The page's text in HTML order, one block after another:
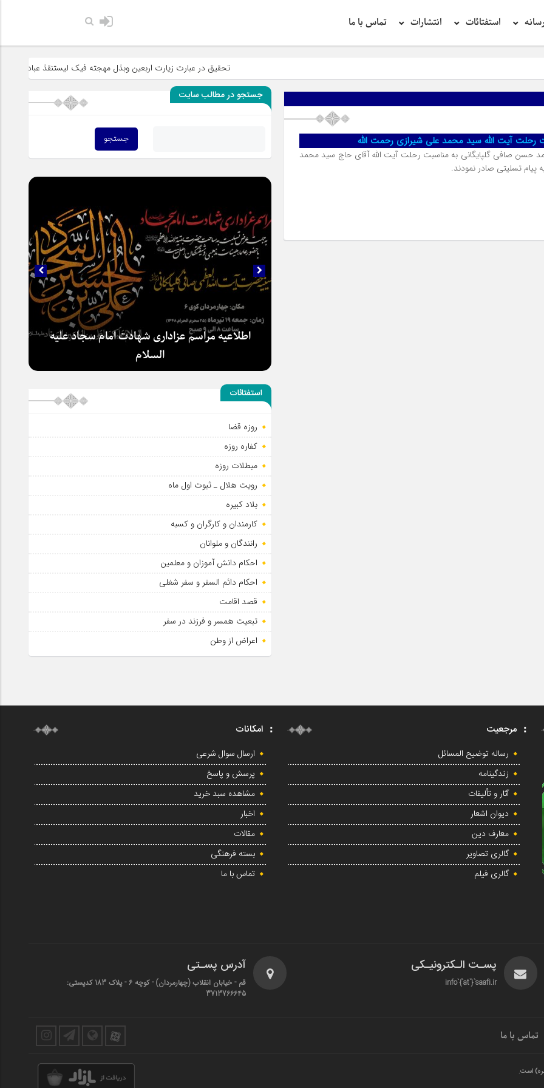
استفتائات انتشارات تماس با ما
تحقیق در عبارت زیارت اربعین وبذل مهجته فیک لیستنقذ عبادک من الجهاله
رحلت آیت الله سید محمد علی شیرازی رحمت الله
حسن صافی گلپایگانی به مناسبت رحلت آیت الله آقای حاج سید محمد
پیام تسلیتی صادر نمودند.
جستجو در مطالب سایت
اطلاعیه مراسم عزاداری شهادت امام سجاد علیه
السلام
استفتائات
روزه قضا
کفاره روزه
مبطلات روزه
رویت هلال ـ ثبوت اول ماه
بلاد کبیره
کارمندان و کارگران و کسبه
رانندگان و ملوانان
احکام دانش آموزان و معلمین
احکام دائم السفر و سفر شغلی
قصد اقامت
تبعیت همسر و فرزند در سفر
اعراض از وطن
مرجعیت
رساله توضیح المسائل
زندگینامه
آثار و تألیفات
دیوان اشعار
معارف دین
گالری تصاویر
گالری فیلم
امکانات
ارسال سوال شرعی
پرسش و پاسخ
مشاهده سبد خرید
اخبار
مقالات
بسته فرهنگی
تماس با ما
پسـت الـکترونیـکی
info`{`at`}`saafi.ir
آدرس پسـتی
قم - خیابان انقلاب (چهارمردان)‌ - کوچه 6 - پلاک 183 کدپستی:
3713766645
تماس با ما
است.